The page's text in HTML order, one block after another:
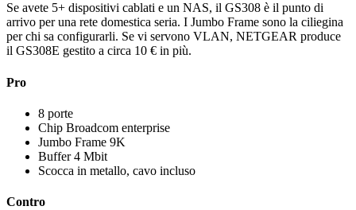
Se avete 5+ dispositivi cablati e un NAS, il GS308 è il punto di
arrivo per una rete domestica seria. I Jumbo Frame sono la ciliegina
per chi sa configurarli. Se vi servono VLAN, NETGEAR produce
il GS308E gestito a circa 10 € in più.
Pro
8 porte
Chip Broadcom enterprise
Jumbo Frame 9K
Buffer 4 Mbit
Scocca in metallo, cavo incluso
Contro